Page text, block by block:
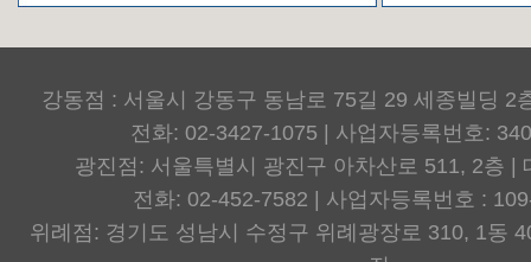
강동점 : 서울시 강동구 동남로 75길 29 세종빌딩 2
전화: 02-3427-1075 | 사업자등록번호:
광진점: 서울특별시 광진구 아차산로 511, 2층 |
전화: 02-452-7582 | 사업자등록번호 :
위례점: 경기도 성남시 수정구 위례광장로 310, 1동